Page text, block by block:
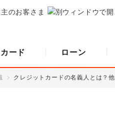
のお客さま
ード ローン
クレジットカードの名義人とは？